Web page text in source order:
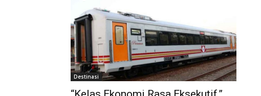
Destinasi